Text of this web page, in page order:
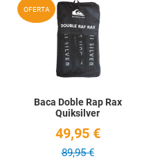
OFERTA
Baca Doble Rap Rax
Quiksilver
49,95 €
89,95 €